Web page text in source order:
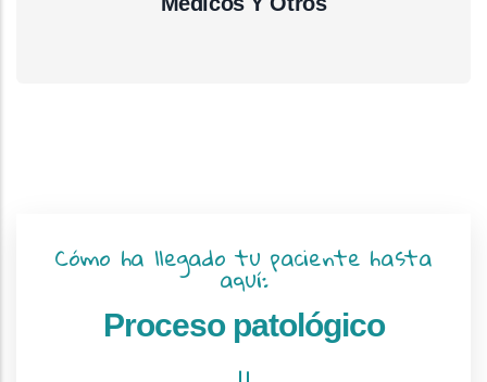
Cómo ha llegado tu paciente hasta
aquí:
Proceso patológico